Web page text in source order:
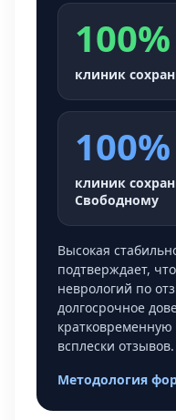
100%
клиник
100%
клиник
Свободному
Высокая
подтверждает,
неврологий по
долгосрочное
всплески отзывов.
Методология